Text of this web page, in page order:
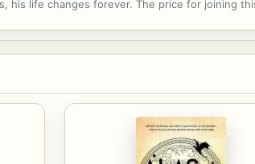
his life changes forever. The price for joining